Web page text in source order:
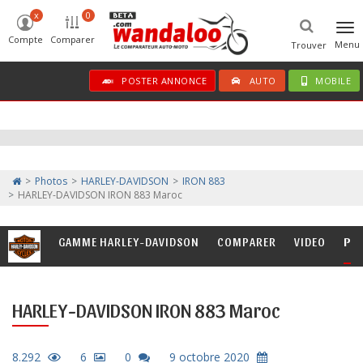
Menu
Trouver
x
Compte
0
Comparer
POSTER ANNONCE AUTO MOBILE
Photos HARLEY-DAVIDSON
IRON 883
HARLEY-DAVIDSON IRON 883 Maroc
GAMME HARLEY-DAVIDSON COMPARER VIDEO
HARLEY-DAVIDSON IRON 883 Maroc
8.292 6 0 9 octobre 2020